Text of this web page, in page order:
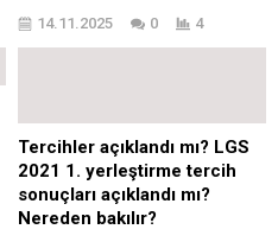
14.11.2025 0 4
Tercihler açıklandı mı? LGS
2021 1. yerleştirme tercih
sonuçları açıklandı mı?
Nereden bakılır?